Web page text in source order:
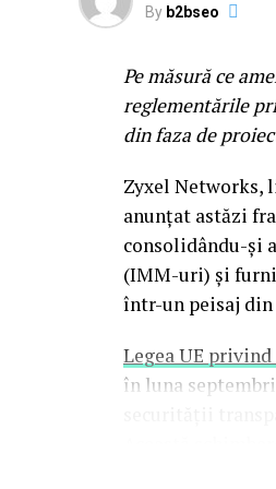
spectaculoase
functioneaza ca
’70. Fatade
si Hong Kong
Honeymoon,
Dupa concerte
Pe parcursul
By b2bseo
Pe măsură ce
reglementările
din faza de
Zyxel Networks,
anunțat astăzi
consolidându-și
(IMM-uri) și
într-un peisaj
Legea UE
în luna
Această